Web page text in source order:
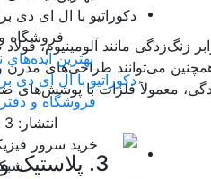
زنگ‌زدگی مانند آلومینیوم،
می‌توانند طراحی‌های
معمولاً فلزات با پوشش‌های
بهترین ایده‌های
دکوراتیو با ال ای دی
فروشگاه و دفتر
انتشار: 3 دی 1404